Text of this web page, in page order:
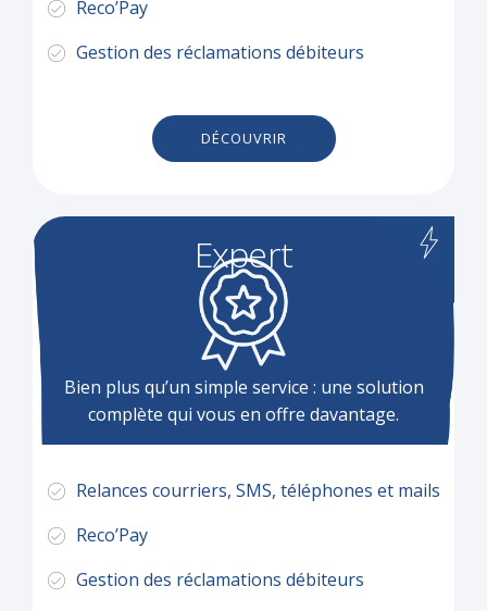
Reco’Pay
Gestion des réclamations débiteurs
DÉCOUVRIR
Expert
Bien plus qu’un simple service : une solution
complète qui vous en offre davantage.
Relances courriers, SMS, téléphones et mails
Reco’Pay
Gestion des réclamations débiteurs